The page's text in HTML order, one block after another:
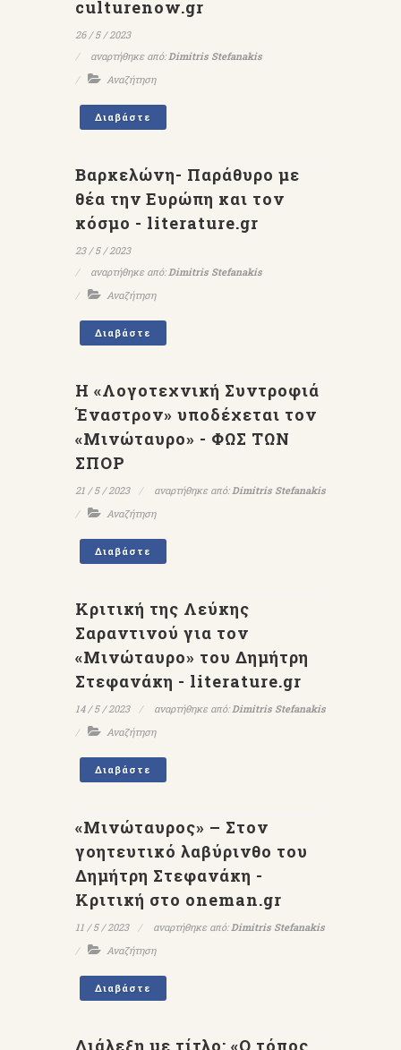
culturenow.gr
26 / 5 / 2023
αναρτήθηκε από:Dimitris Stefanakis
Αναζήτηση
Διαβάστε
Βαρκελώνη- Παράθυρο με
θέα την Ευρώπη και τον
κόσμο - literature.gr
23 / 5 / 2023
αναρτήθηκε από:Dimitris Stefanakis
Αναζήτηση
Διαβάστε
Η «Λογοτεχνική Συντροφιά
Έναστρον» υποδέχεται τον
«Μινώταυρο» - ΦΩΣ ΤΩΝ
ΣΠΟΡ
21 / 5 / 2023 αναρτήθηκε από:Dimitris Stefanakis
Αναζήτηση
Διαβάστε
Κριτική της Λεύκης
Σαραντινού για τον
«Μινώταυρο» του Δημήτρη
Στεφανάκη - literature.gr
14 / 5 / 2023 αναρτήθηκε από:Dimitris Stefanakis
Αναζήτηση
Διαβάστε
«Μινώταυρος» – Στον
γοητευτικό λαβύρινθο του
Δημήτρη Στεφανάκη -
Κριτική στο oneman.gr
11 / 5 / 2023 αναρτήθηκε από:Dimitris Stefanakis
Αναζήτηση
Διαβάστε
Διάλεξη με τίτλο: «Ο τόπος